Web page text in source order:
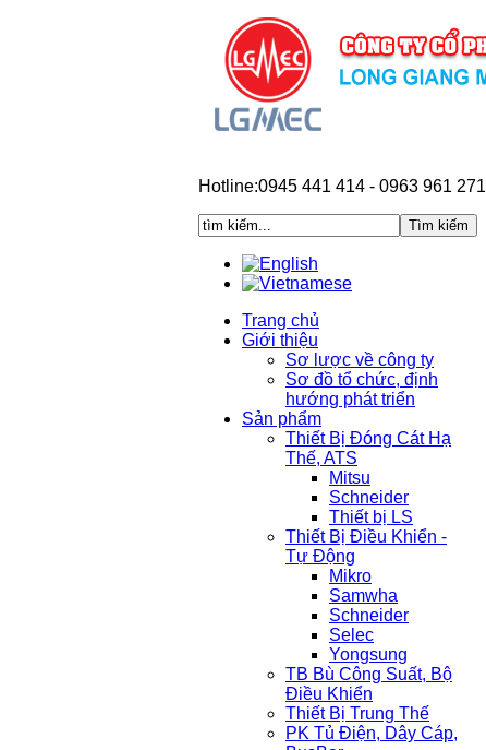
Hotline:0945 441 414 - 0963 961 271
Trang chủ
Giới thiệu
Sơ lược về công ty
Sơ đồ tổ chức, định
hướng phát triển
Sản phẩm
Thiết Bị Đóng Cát Hạ
Thế, ATS
Mitsu
Schneider
Thiết bị LS
Thiết Bị Điều Khiển -
Tự Động
Mikro
Samwha
Schneider
Selec
Yongsung
TB Bù Công Suất, Bộ
Điều Khiển
Thiết Bị Trung Thế
PK Tủ Điện, Dây Cáp,